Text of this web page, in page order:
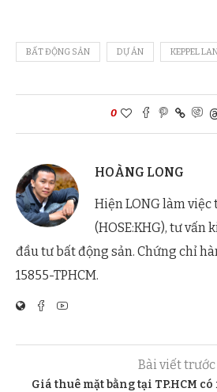
BẤT ĐỘNG SẢN DỰ ÁN KEPPEL
0
HOÀNG LONG
Hiện LONG làm việc
(HOSE:KHG), tư vấn
đầu tư bất động sản. Chứng chỉ
15855-TPHCM.
Bài viết trước
Giá thuê mặt bằng tại TP.HCM